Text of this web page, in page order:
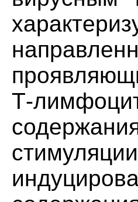
Т-